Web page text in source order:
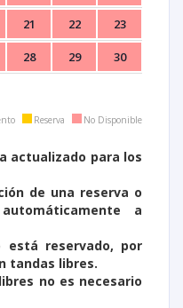
21 22 23
28 29 30
Reserva No Disponible
actualizado para los
de una reserva o
a
reservado, por
tandas libres.
no es necesario